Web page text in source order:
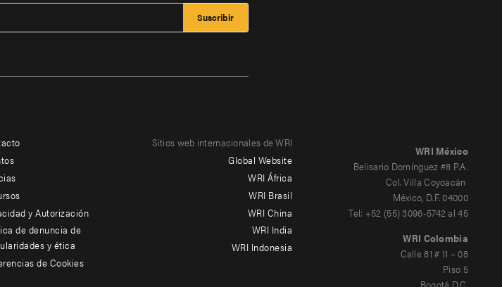
y Autorización
de denuncia de
y ética
de Cookies
Sitios web internacionales de WRI
Global Website
WRI África
WRI Brasil
WRI China
WRI India
WRI Indonesia
WRI México
Belisario Domínguez #8 P.A.
Col. Villa Coyoacán
México, D.F. 04000
Tel: +52 (55) 3096-5742 al 45
WRI Colombia
Calle 81 # 11 – 08
Piso 5
Bogotá D.C.